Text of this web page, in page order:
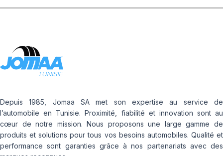
Depuis 1985, Jomaa SA met son expertise au service de
l’automobile en Tunisie. Proximité, fiabilité et innovation sont au
cœur de notre mission. Nous proposons une large gamme de
produits et solutions pour tous vos besoins automobiles. Qualité et
performance sont garanties grâce à nos partenariats avec des